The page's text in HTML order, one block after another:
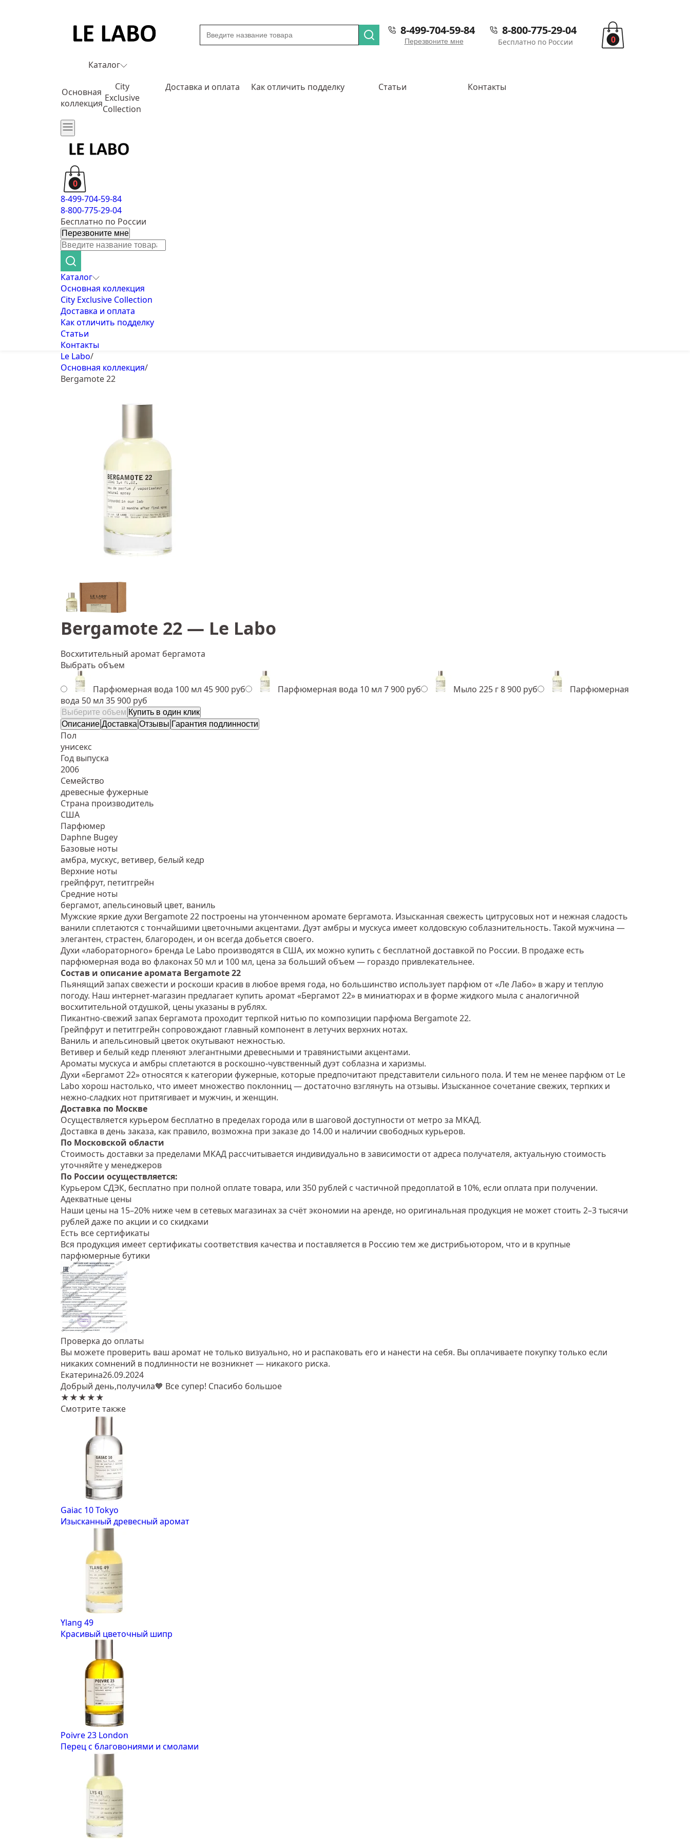
8-499-704-59-84
Перезвоните мне
8-800-775-29-04
Бесплатно по России 0
Каталог
Основная
коллекция
City
Exclusive
Collection
Доставка и оплата Как отличить подделку Статьи Контакты
0
8-499-704-59-84
8-800-775-29-04
Бесплатно по России
Перезвоните мне
Каталог
Основная коллекция
City Exclusive Collection
Доставка и оплата
Как отличить подделку
Статьи
Контакты
Le Labo/
Основная коллекция/
Bergamote 22
Bergamote 22 — Le Labo
Восхитительный аромат бергамота
Выбрать объем
Парфюмерная вода 100 мл 45 900 руб Парфюмерная вода 10 мл 7 900 руб Мыло 225 г8 900 руб
Парфюмерная
вода 50 мл 35 900 руб
Выберите объем Купить в один клик
Описание Доставка Отзывы Гарантия подлинности
Пол
унисекс
Год выпуска
2006
Семейство
древесные фужерные
Страна производитель
США
Парфюмер
Daphne Bugey
Базовые ноты
амбра, мускус, ветивер, белый кедр
Верхние ноты
грейпфрут, петитгрейн
Средние ноты
бергамот, апельсиновый цвет, ваниль
Мужские яркие духи Bergamote 22 построены на утонченном аромате бергамота. Изысканная свежесть цитрусовых нот и нежная сладость
ванили сплетаются с тончайшими цветочными акцентами. Дуэт амбры и мускуса имеет колдовскую соблазнительность. Такой мужчина —
элегантен, страстен, благороден, и он всегда добьется своего.
Духи «лабораторного» бренда Le Labo производятся в США, их можно купить с бесплатной доставкой по России. В продаже есть
парфюмерная вода во флаконах 50 мл и 100 мл, цена за больший объем — гораздо привлекательнее.
Состав и описание аромата Bergamote 22
Пьянящий запах свежести и роскоши красив в любое время года, но большинство использует парфюм от «Ле Лабо» в жару и теплую
погоду. Наш интернет-магазин предлагает купить аромат «Бергамот 22» в миниатюрах и в форме жидкого мыла с аналогичной
восхитительной отдушкой, цены указаны в рублях.
Пикантно-свежий запах бергамота проходит терпкой нитью по композиции парфюма Bergamote 22.
Грейпфрут и петитгрейн сопровождают главный компонент в летучих верхних нотах.
Ваниль и апельсиновый цветок окутывают нежностью.
Ветивер и белый кедр пленяют элегантными древесными и травянистыми акцентами.
Ароматы мускуса и амбры сплетаются в роскошно-чувственный дуэт соблазна и харизмы.
Духи «Бергамот 22» относятся к категории фужерные, которые предпочитают представители сильного пола. И тем не менее парфюм от Le
Labo хорош настолько, что имеет множество поклонниц — достаточно взглянуть на отзывы. Изысканное сочетание свежих, терпких и
нежно-сладких нот притягивает и мужчин, и женщин.
Доставка по Москве
Осуществляется курьером бесплатно в пределах города или в шаговой доступности от метро за МКАД.
Доставка в день заказа, как правило, возможна при заказе до 14.00 и наличии свободных курьеров.
По Московской области
Стоимость доставки за пределами МКАД рассчитывается индивидуально в зависимости от адреса получателя, актуальную стоимость
уточняйте у менеджеров
По России осуществляется:
Курьером СДЭК, бесплатно при полной оплате товара, или 350 рублей с частичной предоплатой в 10%, если оплата при получении.
Адекватные цены
Наши цены на 15–20% ниже чем в сетевых магазинах за счёт экономии на аренде, но оригинальная продукция не может стоить 2–3 тысячи
рублей даже по акции и со скидками
Есть все сертификаты
Вся продукция имеет сертификаты соответствия качества и поставляется в Россию тем же дистрибьютором, что и в крупные
парфюмерные бутики
Проверка до оплаты
Вы можете проверить ваш аромат не только визуально, но и распаковать его и нанести на себя. Вы оплачиваете покупку только если
никаких сомнений в подлинности не возникнет — никакого риска.
Екатерина26.09.2024
Добрый день,получила🧡 Все супер! Спасибо большое
★★★★★
Смотрите также
Gaiac 10 Tokyo
Изысканный древесный аромат
Ylang 49
Красивый цветочный шипр
Poivre 23 London
Перец с благовониями и смолами